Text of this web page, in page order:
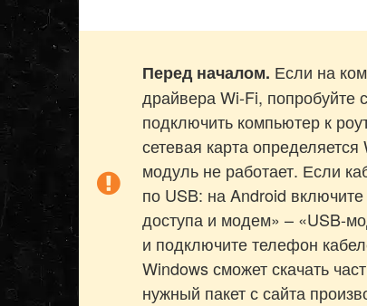
Перед началом. Если на
драйвера Wi-Fi, попробуйте
подключить компьютер к
сетевая карта
модуль не работает. Если
по USB: на Android
доступа и модем» – «USB-
и подключите телефон
Windows сможет скачать
нужный пакет с сайта